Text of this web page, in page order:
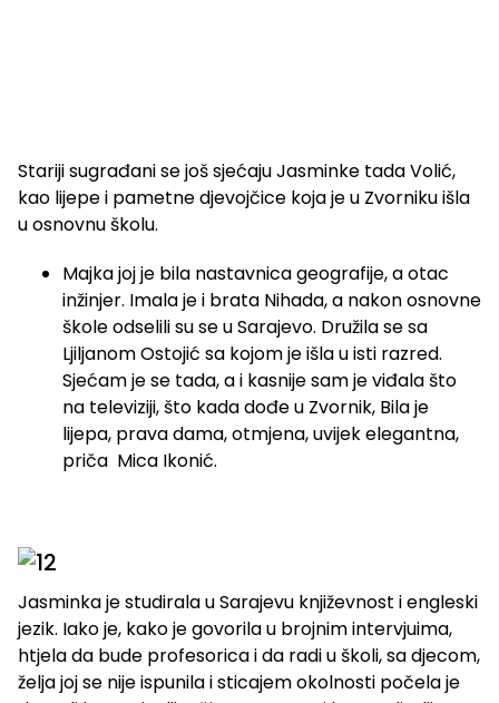
Stariji sugrađani se još sjećaju Jasminke tada Volić,
kao lijepe i pametne djevojčice koja je u Zvorniku išla
u osnovnu školu.
Majka joj je bila nastavnica geografije, a otac
inžinjer. Imala je i brata Nihada, a nakon osnovne
škole odselili su se u Sarajevo. Družila se sa
Ljiljanom Ostojić sa kojom je išla u isti razred.
Sjećam je se tada, a i kasnije sam je viđala što
na televiziji, što kada dođe u Zvornik, Bila je
lijepa, prava dama, otmjena, uvijek elegantna,
priča Mica Ikonić.
Jasminka je studirala u Sarajevu književnost i engleski
jezik. Iako je, kako je govorila u brojnim intervjuima,
htjela da bude profesorica i da radi u školi, sa djecom,
želja joj se nije ispunila i sticajem okolnosti počela je